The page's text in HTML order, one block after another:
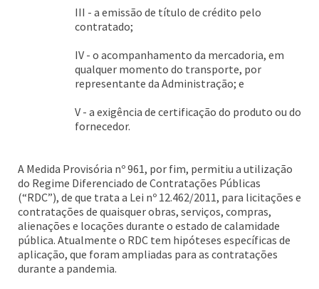
III - a emissão de título de crédito pelo
contratado;
IV - o acompanhamento da mercadoria, em
qualquer momento do transporte, por
representante da Administração; e
V - a exigência de certificação do produto ou do
fornecedor.
A Medida Provisória nº 961, por fim, permitiu a utilização
do Regime Diferenciado de Contratações Públicas
(“RDC”), de que trata a Lei nº 12.462/2011, para licitações e
contratações de quaisquer obras, serviços, compras,
alienações e locações durante o estado de calamidade
pública. Atualmente o RDC tem hipóteses específicas de
aplicação, que foram ampliadas para as contratações
durante a pandemia.